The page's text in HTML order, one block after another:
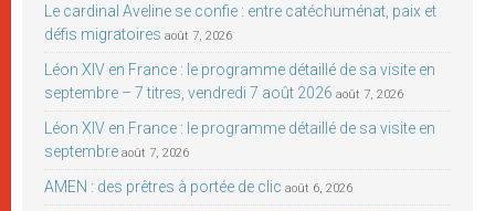
Le cardinal Aveline se confie : entre catéchuménat, paix et
défis migratoires août 7, 2026
Léon XIV en France : le programme détaillé de sa visite en
septembre – 7 titres, vendredi 7 août 2026 août 7, 2026
Léon XIV en France : le programme détaillé de sa visite en
septembre août 7, 2026
AMEN : des prêtres à portée de clic août 6, 2026